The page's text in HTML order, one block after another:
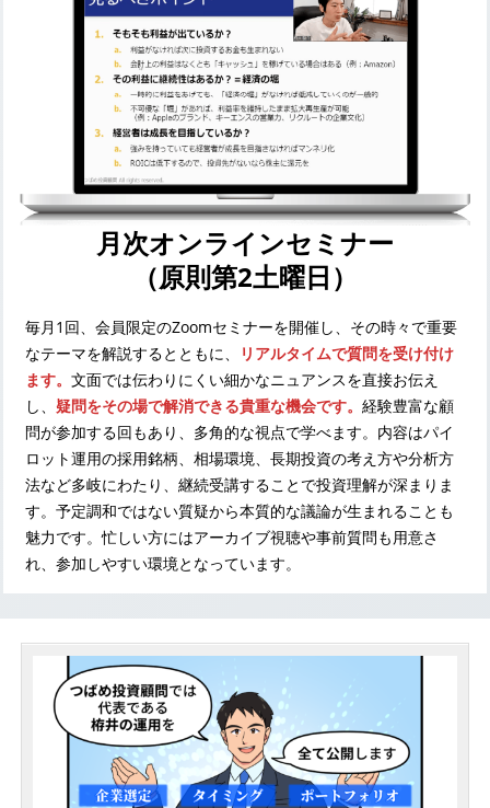
月次オンラインセミナー
（原則第2土曜日）
毎月1回、会員限定のZoomセミナーを開催し、その時々で重要
なテーマを解説するとともに、
リアルタイムで質問を受け付け
ます。文面では伝わりにくい細かなニュアンスを直接お伝え
し、疑問をその場で解消できる貴重な機会です。経験豊富な顧
問が参加する回もあり、多角的な視点で学べます。内容はパイ
ロット運用の採用銘柄、相場環境、長期投資の考え方や分析方
法など多岐にわたり、継続受講することで投資理解が深まりま
す。予定調和ではない質疑から本質的な議論が生まれることも
魅力です。忙しい方にはアーカイブ視聴や事前質問も用意さ
れ、参加しやすい環境となっています。